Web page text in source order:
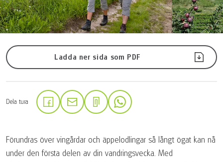
Ladda ner sida som PDF
Dela tura (Länken öppnas i en ny flik)
(Länken öppnas i en ny flik)(Länken öppnas i en ny flik)
Förundras över vingårdar och äppelodlingar så långt ögat kan nå
under den första delen av din vandringsvecka. Med